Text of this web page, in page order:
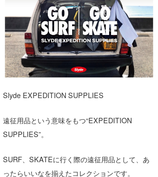
ニュース
サーフィンエリアガイド
会員メニュー
今月のプレゼント
Slyde EXPEDITION SUPPLIES
遠征用品という意味をもつ“EXPEDITION
SUPPLIES”。
SURF、SKATEに行く際の遠征用品として、あ
ったらいいなを揃えたコレクションです。
トラベル
ショップ情報
ショップ情報
湘南
千葉南
ウラナミ
お知らせ
VOTE!
サーファーズ